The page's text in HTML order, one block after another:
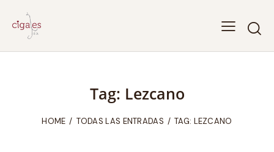
Tag: Lezcano
HOME TODAS LAS ENTRADAS TAG: LEZCANO